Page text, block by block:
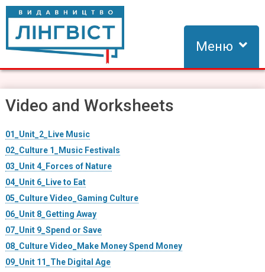
Skip
content
Видавництво Лінгвіст
Видавництво Лінгвіст – адаптація та створення видань для
Меню
Video and Worksheets
01_Unit_2_Live Music
02_Culture 1_Music Festivals
03_Unit 4_Forces of Nature
04_Unit 6_Live to Eat
05_Culture Video_Gaming Culture
06_Unit 8_Getting Away
07_Unit 9_Spend or Save
08_Culture Video_Make Money Spend Money
09_Unit 11_The Digital Age